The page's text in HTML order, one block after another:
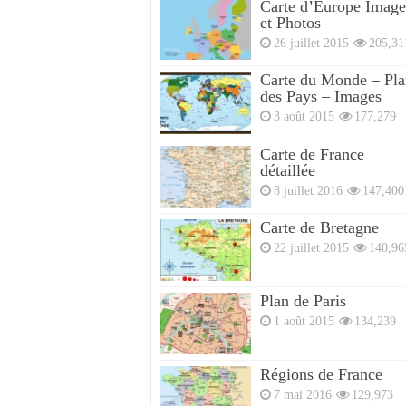
Carte d’Europe
et Photos
26 juillet 2015
Carte du Monde –
des Pays – Images
3 août 2015 177,279
Carte de France
détaillée
8 juillet 2016 147,400
Carte de Bretagne
22 juillet 2015
Plan de Paris
1 août 2015 134,239
Régions de France
7 mai 2016 129,973